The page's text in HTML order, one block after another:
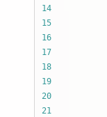
14
15
16
17
18
19
20
21